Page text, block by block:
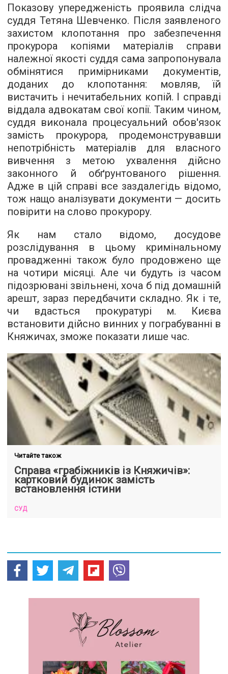
Показову упередженість проявила слідча
суддя Тетяна Шевченко. Після заявленого
захистом клопотання про забезпечення
прокурора копіями матеріалів справи
належної якості суддя сама запропонувала
обмінятися примірниками документів,
доданих до клопотання: мовляв, їй
вистачить і нечитабельних копій. І справді
віддала адвокатам свої копії. Таким чином,
суддя виконала процесуальний обов'язок
замість прокурора, продемонструвавши
непотрібність матеріалів для власного
вивчення з метою ухвалення дійсно
законного й обґрунтованого рішення.
Адже в цій справі все заздалегідь відомо,
тож нащо аналізувати документи — досить
повірити на слово прокурору.
Як нам стало відомо, досудове
розслідування в цьому кримінальному
провадженні також було продовжено ще
на чотири місяці. Але чи будуть із часом
підозрювані звільнені, хоча б під домашній
арешт, зараз передбачити складно. Як і те,
чи вдасться прокуратурі м. Києва
встановити дійсно винних у пограбуванні в
Княжичах, зможе показати лише час.
Читайте також
Справа «грабіжників із Княжичів»:
картковий будинок замість
встановлення істини
СУД